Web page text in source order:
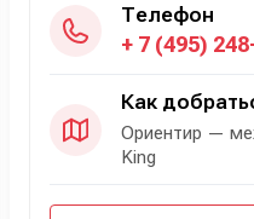
Телефон
+ 7 (495)
Как
Ориентир —
King